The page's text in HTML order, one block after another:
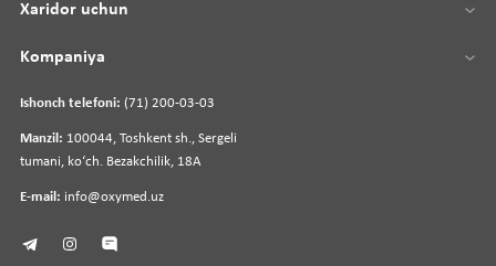
Ishonch telefoni: (71) 200-03-03
Manzil: 100044, Toshkent sh., Sergeli
tumani, koʻch. Bezakchilik, 18A
E-mail: info@oxymed.uz
Xaridor uchun
Kompaniya